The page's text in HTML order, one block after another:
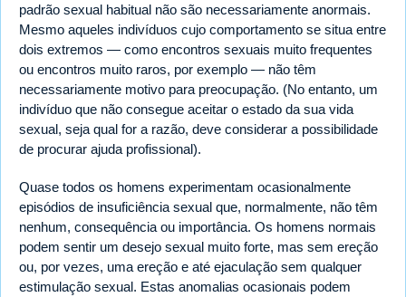
padrão sexual habitual não são necessariamente anormais.
Mesmo aqueles indivíduos cujo comportamento se situa entre
dois extremos — como encontros sexuais muito frequentes
ou encontros muito raros, por exemplo — não têm
necessariamente motivo para preocupação. (No entanto, um
indivíduo que não consegue aceitar o estado da sua vida
sexual, seja qual for a razão, deve considerar a possibilidade
de procurar ajuda profissional).
Quase todos os homens experimentam ocasionalmente
episódios de insuficiência sexual que, normalmente, não têm
nenhum, consequência ou importância. Os homens normais
podem sentir um desejo sexual muito forte, mas sem ereção
ou, por vezes, uma ereção e até ejaculação sem qualquer
estimulação sexual. Estas anomalias ocasionais podem